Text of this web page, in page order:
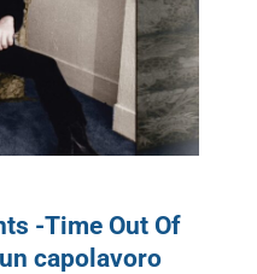
-Time Out Of
capolavoro